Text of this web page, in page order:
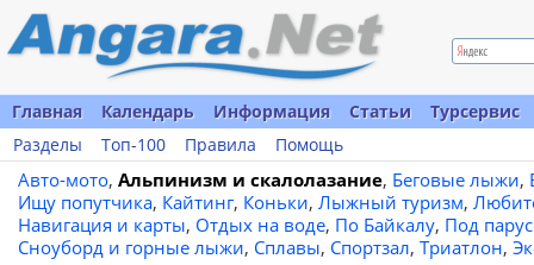
Главная Календарь Информация Статьи
Турсервис
Разделы
Топ-100 Правила Помощь
Авто-мото, Альпинизм и скалолазание, Беговые лыжи,
Ищу попутчика, Кайтинг, Коньки, Лыжный туризм,
Навигация и карты, Отдых на воде, По Байкалу, Под
Сноуборд и горные лыжи, Сплавы, Спортзал, Триатлон,